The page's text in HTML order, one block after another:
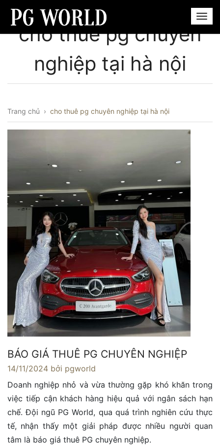
cho thuê pg chuyên
nghiệp tại hà nội
Trang chủ › cho thuê pg chuyên nghiệp tại hà nội
BÁO GIÁ THUÊ PG CHUYÊN NGHIỆP
14/11/2024 bởi pgworld
Doanh nghiệp nhỏ và vừa thường gặp khó khăn trong
việc tiếp cận khách hàng hiệu quả với ngân sách hạn
chế. Đội ngũ PG World, qua quá trình nghiên cứu thực
tế, nhận thấy một giải pháp được nhiều người quan
tâm là báo giá thuê PG chuyên nghiệp.